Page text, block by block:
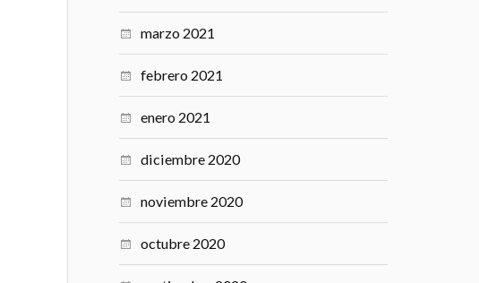
marzo 2021
febrero 2021
enero 2021
diciembre 2020
noviembre 2020
octubre 2020